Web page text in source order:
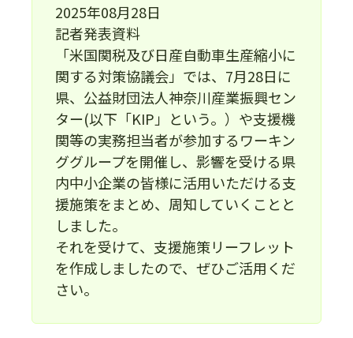
2025年08月28日
記者発表資料
「米国関税及び日産自動車生産縮小に
関する対策協議会」では、7月28日に
県、公益財団法人神奈川産業振興セン
ター(以下「KIP」という。）や支援機
関等の実務担当者が参加するワーキン
ググループを開催し、影響を受ける県
内中小企業の皆様に活用いただける支
援施策をまとめ、周知していくことと
しました。
それを受けて、支援施策リーフレット
を作成しましたので、ぜひご活用くだ
さい。